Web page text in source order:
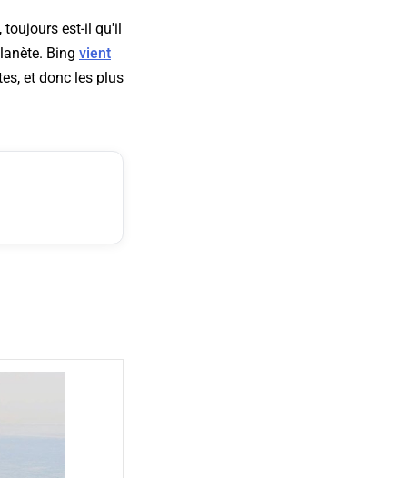
est-il qu'il
Bing vient
et donc les plus